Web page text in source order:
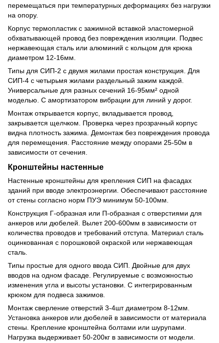
перемещаться при температурных деформациях без нагрузки
на опору.
Корпус термопластик с зажимной вставкой эластомерной
обхватывающей провод без повреждения изоляции. Подвес
нержавеющая сталь или алюминий с кольцом для крюка
диаметром 12-16мм.
Типы для СИП-2 с двумя жилами простая конструкция. Для
СИП-4 с четырьмя жилами раздельный зажим каждой.
Универсальные для разных сечений 16-95мм² одной
моделью. С амортизатором вибрации для линий у дорог.
Монтаж открывается корпус, вкладывается провод,
закрывается щелчком. Проверка через прозрачный корпус
видна плотность зажима. Демонтаж без повреждения провода
для перемещения. Расстояние между опорами 25-50м в
зависимости от сечения.
Кронштейны настенные
Настенные кронштейны для крепления СИП на фасадах
зданий при вводе электроэнергии. Обеспечивают расстояние
от стены согласно норм ПУЭ минимум 50-100мм.
Конструкция Г-образная или П-образная с отверстиями для
анкеров или дюбелей. Вылет 200-600мм в зависимости от
количества проводов и требований отступа. Материал сталь
оцинкованная с порошковой окраской или нержавеющая
сталь.
Типы простые для одного ввода СИП. Двойные для двух
вводов на одном фасаде. Регулируемые с возможностью
изменения угла и высоты установки. С интегрированным
крюком для подвеса зажимов.
Монтаж сверление отверстий 3-4шт диаметром 8-12мм.
Установка анкеров или дюбелей в зависимости от материала
стены. Крепление кронштейна болтами или шурупами.
Нагрузка выдерживает 50-200кг в зависимости от модели.